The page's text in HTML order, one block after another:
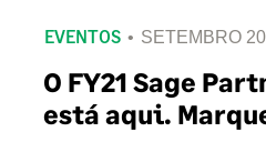
EVENTOS SETEMBRO
O FY21 Sage
está aqui.